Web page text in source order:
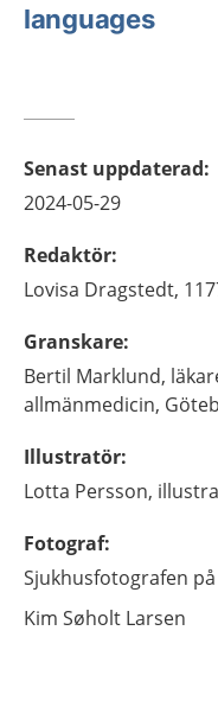
languages
Senast uppdaterad:
2024-05-29
Redaktör:
Lovisa Dragstedt,
Granskare:
Bertil Marklund,
allmänmedicin,
Illustratör:
Lotta Persson,
Fotograf:
Sjukhusfotografen
Kim Søholt Larsen